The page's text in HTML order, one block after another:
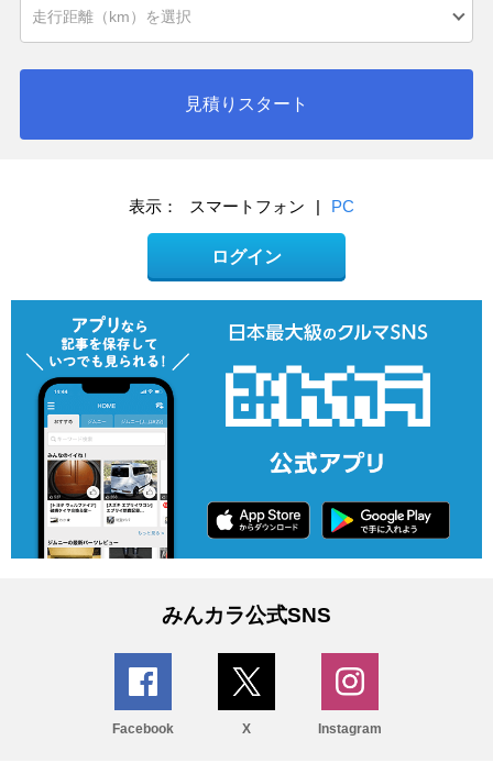
見積りスタート
表示： スマートフォン | PC
ログイン
みんカラ公式SNS
Facebook X Instagram